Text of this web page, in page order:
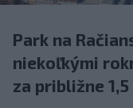
Park na
niekoľkými
za približne